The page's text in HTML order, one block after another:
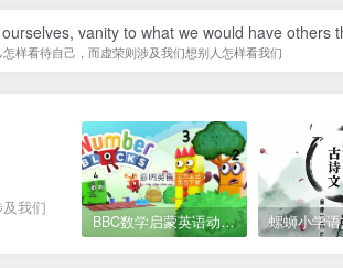
vanity to what we would have others
样看待自己，而虚荣则涉及我们想别人怎样看我们
我们
BBC数学启蒙英语动画Numberblocks数字积木，全七季共161集，1080P高清视频带英文字幕